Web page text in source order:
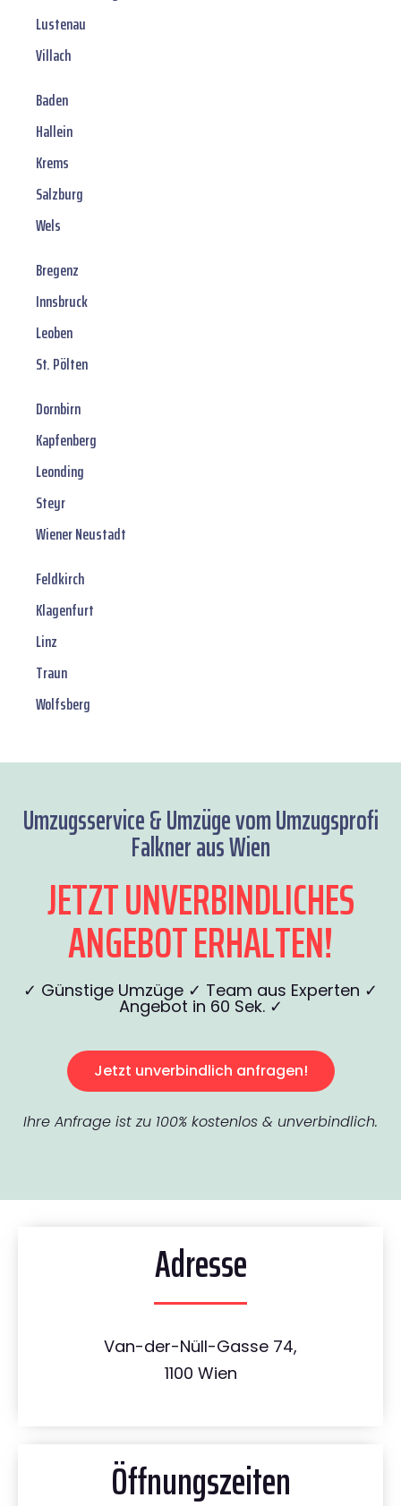
Lustenau
Villach
Baden
Hallein
Krems
Salzburg
Wels
Bregenz
Innsbruck
Leoben
St. Pölten
Dornbirn
Kapfenberg
Leonding
Steyr
Wiener Neustadt
Feldkirch
Klagenfurt
Linz
Traun
Wolfsberg
Umzugsservice & Umzüge vom Umzugsprofi
Falkner aus Wien
JETZT UNVERBINDLICHES
ANGEBOT ERHALTEN!
✓ Günstige Umzüge ✓ Team aus Experten ✓
Angebot in 60 Sek. ✓
Jetzt unverbindlich anfragen!
Ihre Anfrage ist zu 100% kostenlos & unverbindlich.
Adresse
Van-der-Nüll-Gasse 74,
1100 Wien
Öffnungszeiten